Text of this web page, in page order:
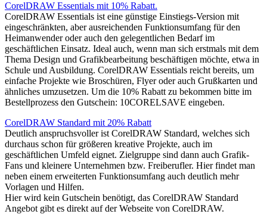
CorelDRAW Essentials mit 10% Rabatt.
CorelDRAW Essentials ist eine günstige Einstiegs-Version mit
eingeschränkten, aber ausreichenden Funktionsumfang für den
Heimanwender oder auch den gelegentlichen Bedarf im
geschäftlichen Einsatz. Ideal auch, wenn man sich erstmals mit dem
Thema Design und Grafikbearbeitung beschäftigen möchte, etwa in
Schule und Ausbildung. CorelDRAW Essentials reicht bereits, um
einfache Projekte wie Broschüren, Flyer oder auch Grußkarten und
ähnliches umzusetzen. Um die 10% Rabatt zu bekommen bitte im
Bestellprozess den Gutschein: 10CORELSAVE eingeben.
CorelDRAW Standard mit 20% Rabatt
Deutlich anspruchsvoller ist CorelDRAW Standard, welches sich
durchaus schon für größeren kreative Projekte, auch im
geschäftlichen Umfeld eignet. Zielgruppe sind dann auch Grafik-
Fans und kleinere Unternehmen bzw. Freiberufler. Hier findet man
neben einem erweiterten Funktionsumfang auch deutlich mehr
Vorlagen und Hilfen.
Hier wird kein Gutschein benötigt, das CorelDRAW Standard
Angebot gibt es direkt auf der Webseite von CorelDRAW.